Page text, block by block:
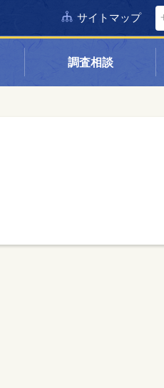
サイトマップ
調査相談